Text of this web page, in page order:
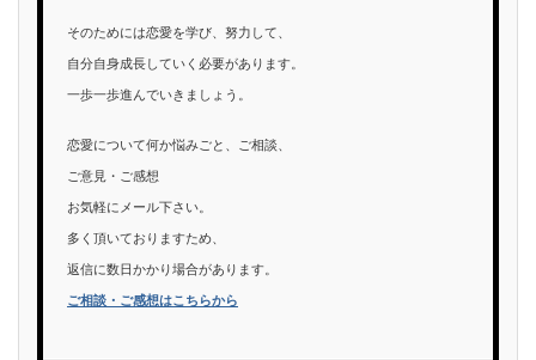
そのためには恋愛を学び、努力して、
自分自身成長していく必要があります。
一歩一歩進んでいきましょう。
恋愛について何か悩みごと、ご相談、
ご意見・ご感想
お気軽にメール下さい。
多く頂いておりますため、
返信に数日かかり場合があります。
ご相談・ご感想はこちらから